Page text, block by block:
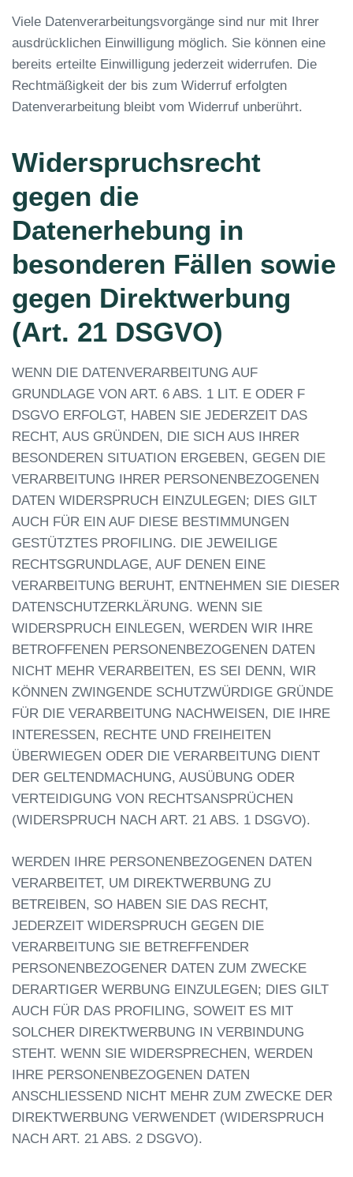
Viele Datenverarbeitungsvorgänge sind nur mit Ihrer
ausdrücklichen Einwilligung möglich. Sie können eine
bereits erteilte Einwilligung jederzeit widerrufen. Die
Rechtmäßigkeit der bis zum Widerruf erfolgten
Datenverarbeitung bleibt vom Widerruf unberührt.
Widerspruchsrecht
gegen die
Datenerhebung in
besonderen Fällen sowie
gegen Direktwerbung
(Art. 21 DSGVO)
WENN DIE DATENVERARBEITUNG AUF
GRUNDLAGE VON ART. 6 ABS. 1 LIT. E ODER F
DSGVO ERFOLGT, HABEN SIE JEDERZEIT DAS
RECHT, AUS GRÜNDEN, DIE SICH AUS IHRER
BESONDEREN SITUATION ERGEBEN, GEGEN DIE
VERARBEITUNG IHRER PERSONENBEZOGENEN
DATEN WIDERSPRUCH EINZULEGEN; DIES GILT
AUCH FÜR EIN AUF DIESE BESTIMMUNGEN
GESTÜTZTES PROFILING. DIE JEWEILIGE
RECHTSGRUNDLAGE, AUF DENEN EINE
VERARBEITUNG BERUHT, ENTNEHMEN SIE DIESER
DATENSCHUTZERKLÄRUNG. WENN SIE
WIDERSPRUCH EINLEGEN, WERDEN WIR IHRE
BETROFFENEN PERSONENBEZOGENEN DATEN
NICHT MEHR VERARBEITEN, ES SEI DENN, WIR
KÖNNEN ZWINGENDE SCHUTZWÜRDIGE GRÜNDE
FÜR DIE VERARBEITUNG NACHWEISEN, DIE IHRE
INTERESSEN, RECHTE UND FREIHEITEN
ÜBERWIEGEN ODER DIE VERARBEITUNG DIENT
DER GELTENDMACHUNG, AUSÜBUNG ODER
VERTEIDIGUNG VON RECHTSANSPRÜCHEN
(WIDERSPRUCH NACH ART. 21 ABS. 1 DSGVO).
WERDEN IHRE PERSONENBEZOGENEN DATEN
VERARBEITET, UM DIREKTWERBUNG ZU
BETREIBEN, SO HABEN SIE DAS RECHT,
JEDERZEIT WIDERSPRUCH GEGEN DIE
VERARBEITUNG SIE BETREFFENDER
PERSONENBEZOGENER DATEN ZUM ZWECKE
DERARTIGER WERBUNG EINZULEGEN; DIES GILT
AUCH FÜR DAS PROFILING, SOWEIT ES MIT
SOLCHER DIREKTWERBUNG IN VERBINDUNG
STEHT. WENN SIE WIDERSPRECHEN, WERDEN
IHRE PERSONENBEZOGENEN DATEN
ANSCHLIESSEND NICHT MEHR ZUM ZWECKE DER
DIREKTWERBUNG VERWENDET (WIDERSPRUCH
NACH ART. 21 ABS. 2 DSGVO).